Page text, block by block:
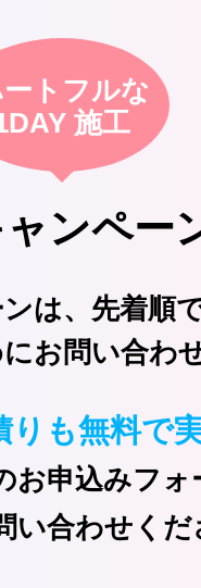
トフルな
施工
ンペー
は、先着順
お問い合わ
りも無料で
お申込みフォ
い合わせくだ